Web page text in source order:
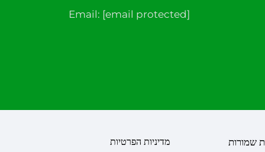
Email: [email protected]
מדיניות הפרטיות